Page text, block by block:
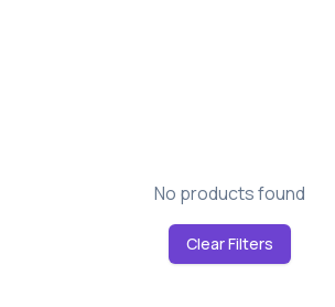
No products found
Clear Filters